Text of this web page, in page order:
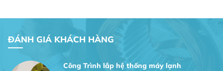
ĐÁNH GIÁ KHÁCH HÀNG
Dịch vụ MoTor
Công Trình lắp hệ thống máy lạnh